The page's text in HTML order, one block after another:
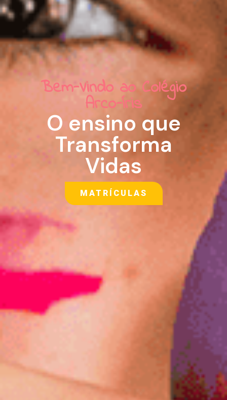
Bem-Vindo ao Colégio
Arco-Íris
O ensino que
Transforma
Vidas
MATRÍCULAS